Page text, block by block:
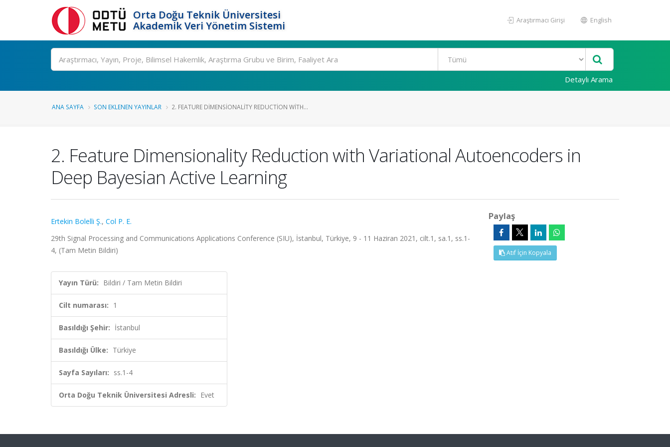
Orta Doğu Teknik Üniversitesi
Akademik Veri Yönetim Sistemi
Araştırmacı Girişi English
Ara
Detaylı Arama
ANA SAYFA SON EKLENEN YAYINLAR 2. FEATURE DIMENSIONALITY REDUCTION WITH...
2. Feature Dimensionality Reduction with Variational Autoencoders in
Deep Bayesian Active Learning
Ertekin Bolelli Ş., Col P. E.
29th Signal Processing and Communications Applications Conference (SIU), İstanbul, Türkiye, 9 - 11 Haziran 2021, cilt.1, sa.1, ss.1-
4, (Tam Metin Bildiri)
Yayın Türü: Bildiri / Tam Metin Bildiri
Cilt numarası: 1
Basıldığı Şehir: İstanbul
Basıldığı Ülke: Türkiye
Sayfa Sayıları: ss.1-4
Orta Doğu Teknik Üniversitesi Adresli: Evet
Paylaş
Atıf İçin Kopyala